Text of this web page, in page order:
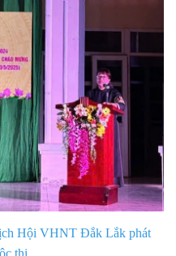
Hội VHNT Đắk Lắk phát
thi.